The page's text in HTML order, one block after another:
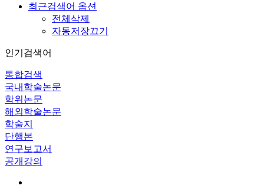
최근검색어 옵션
전체삭제
자동저장끄기
인기검색어
통합검색
국내학술논문
학위논문
해외학술논문
학술지
단행본
연구보고서
공개강의